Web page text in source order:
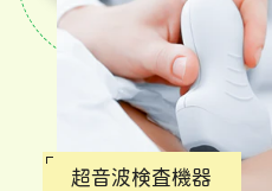
超音波検査機器